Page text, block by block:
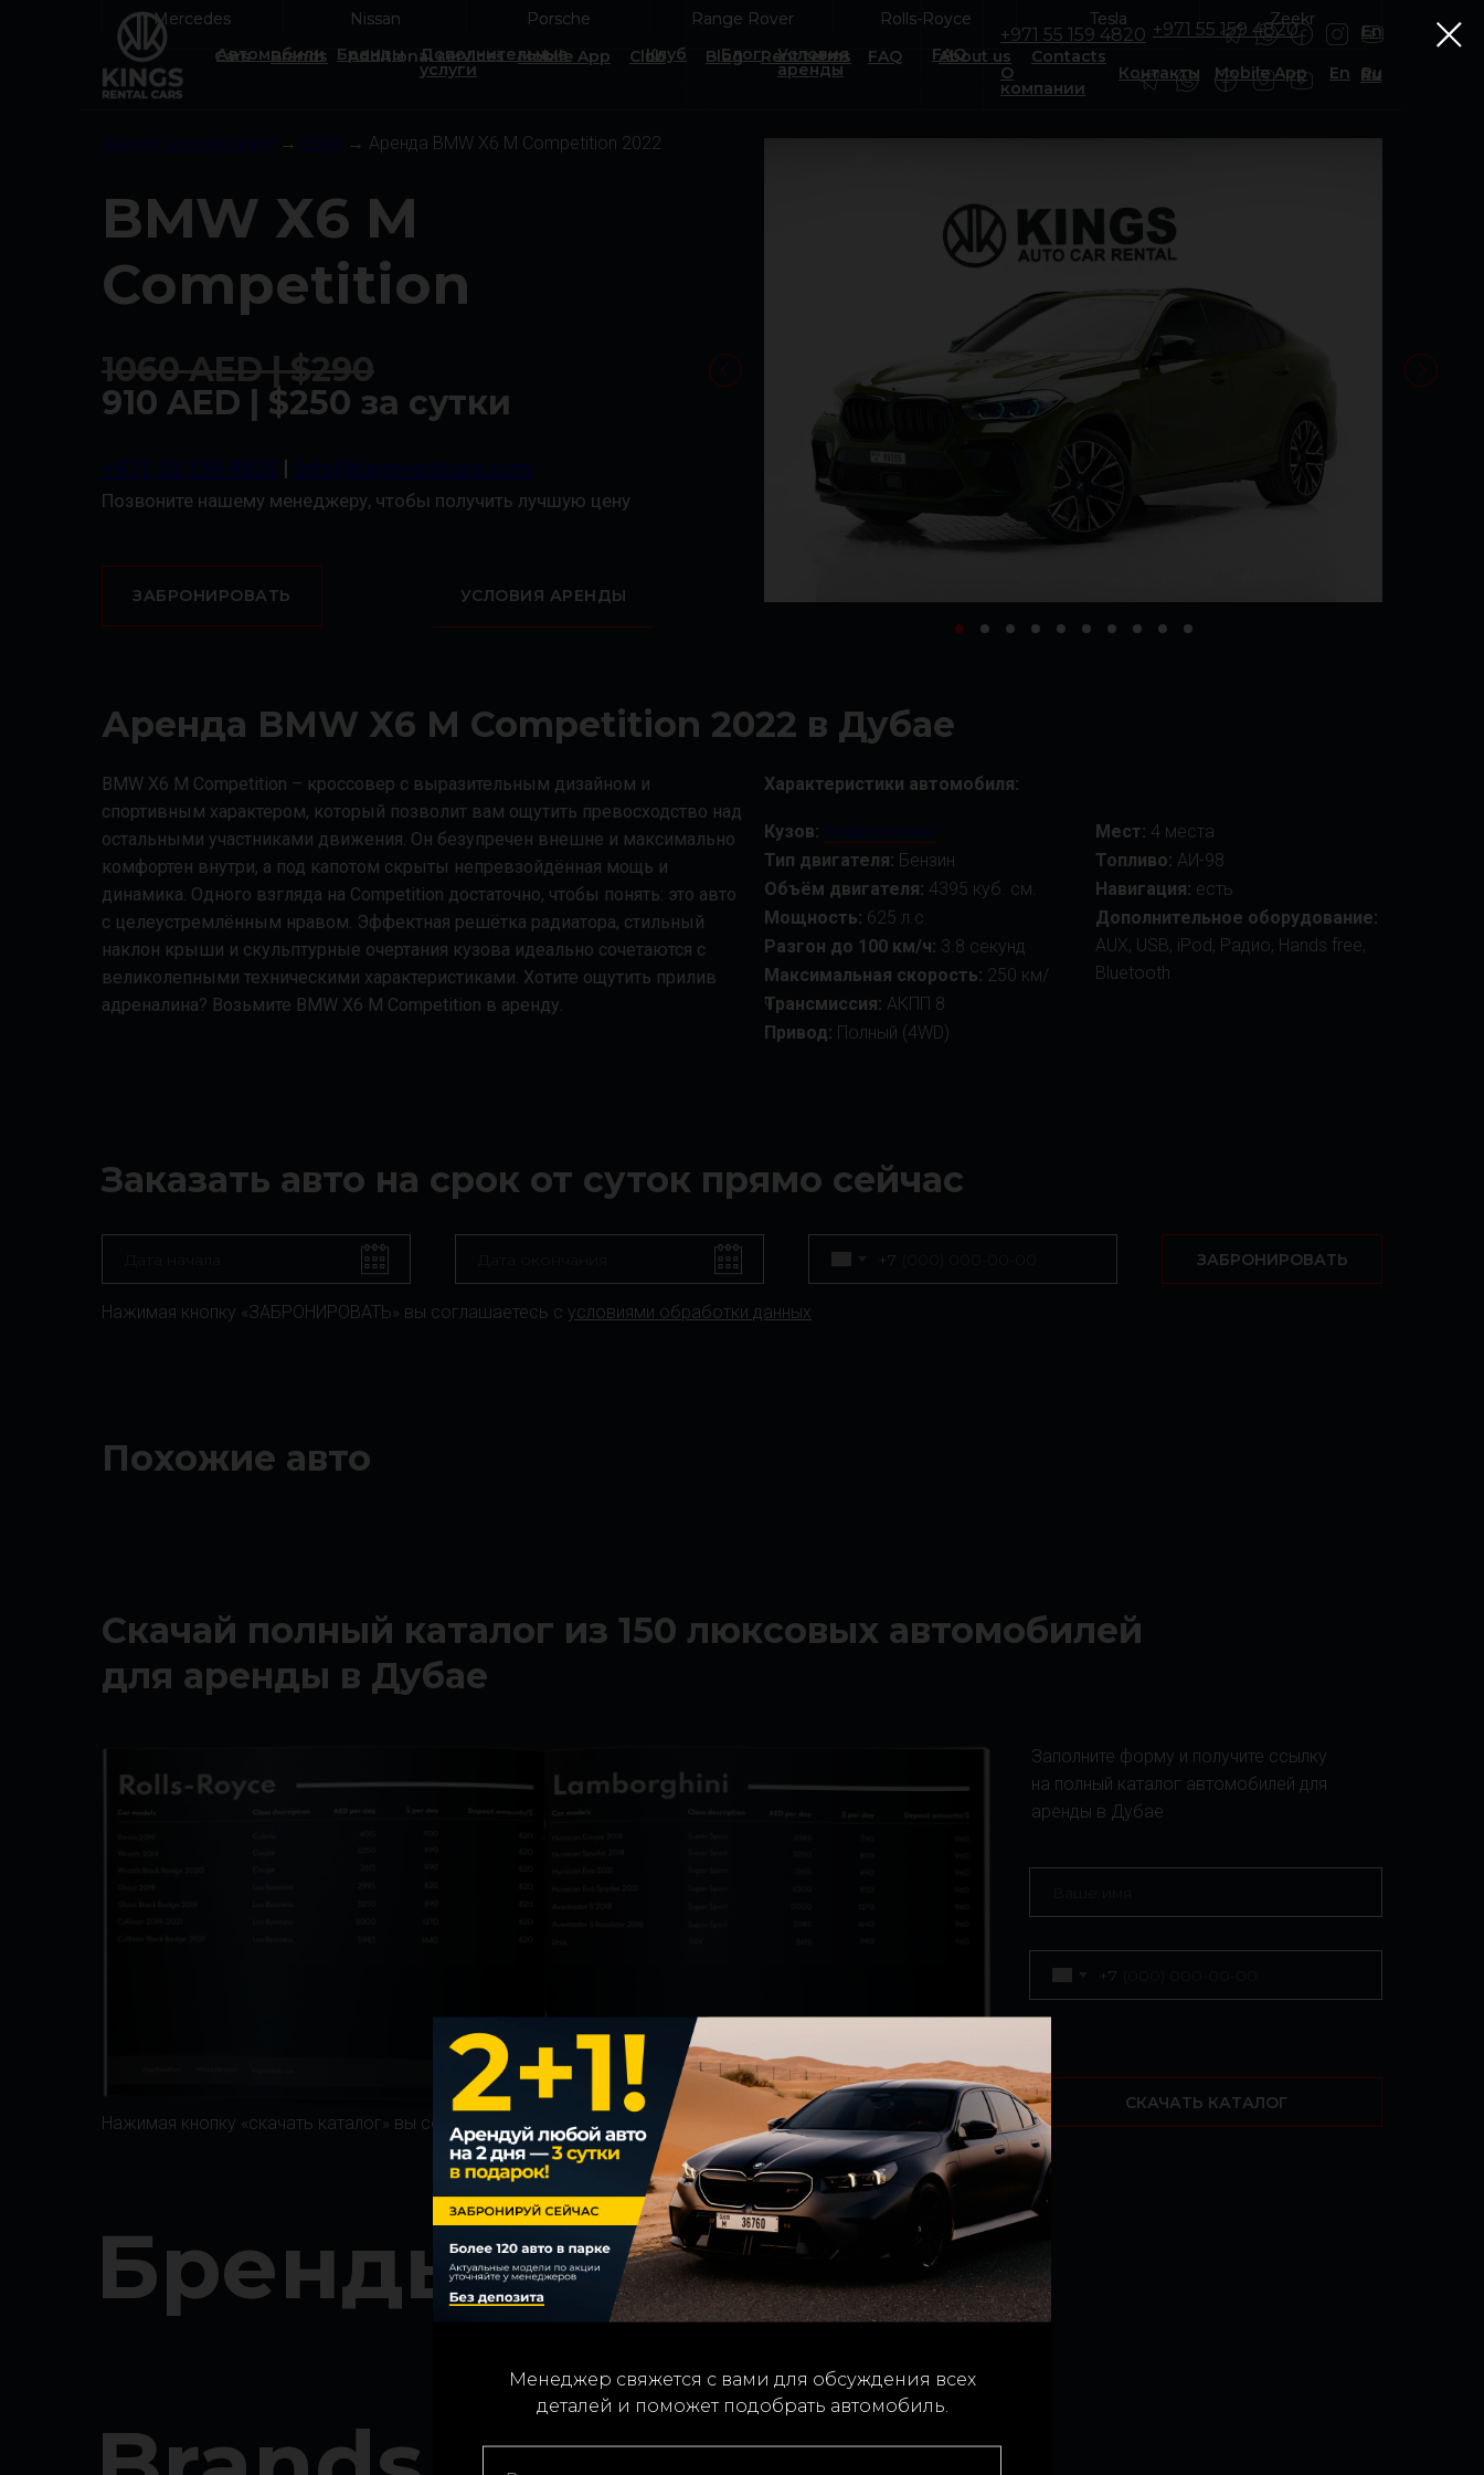
Автомобили Бренды Дополнительные
услуги
Клуб Блог Условия
аренды
FAQ
+971 55 159 4820
En Ru
О
компании
Контакты Mobile App
Additional services
Cars Brands Club Blog FAQ
Rent terms
+971 55 159 4820 En
Ru
About us Contacts
Mobile App
Mercedes Rolls-Royce
Nissan Tesla
Range Rover
Porsche Zeekr
Mercedes Rolls-Royce
Nissan Tesla
Range Rover
Porsche Zeekr
BMW Х6 M
Competition
ЗАБРОНИРОВАТЬ
Характеристики автомобиля:
910 AED | $250 за сутки
1060 AED | $290
УСЛОВИЯ АРЕНДЫ
Аренда автомобилей → BMW → Аренда BMW Х6 M Competition 2022
Аренда BMW Х6 M Competition 2022 в Дубае
Объём двигателя: 4395 куб. см.
Максимальная скорость: 250 км/
ч
Трансмиссия: АКПП 8
Разгон до 100 км/ч: 3.8 секунд
Мощность: 625 л.с.
Тип двигателя: Бензин
Привод: Полный (4WD)
Топливо: АИ-98
Дополнительное оборудование:
AUX, USB, iPod, Радио, Hands free,
Bluetooth
Навигация: есть
Мест: 4 места
Кузов: Внедорожник
+971 55 159 4820 | Info@kingsrentcars.com
Позвоните нашему менеджеру, чтобы получить лучшую цену
BMW Х6 M Competition – кроссовер с выразительным дизайном и
спортивным характером, который позволит вам ощутить превосходство над
остальными участниками движения. Он безупречен внешне и максимально
комфортен внутри, а под капотом скрыты непревзойдённая мощь и
динамика. Одного взгляда на Competition достаточно, чтобы понять: это авто
с целеустремлённым нравом. Эффектная решётка радиатора, стильный
наклон крыши и скульптурные очертания кузова идеально сочетаются с
великолепными техническими характеристиками. Хотите ощутить прилив
адреналина? Возьмите BMW Х6 M Competition в аренду.
Заказать авто на срок от суток прямо сейчас
Нажимая кнопку «ЗАБРОНИРОВАТЬ» вы соглашаетесь с условиями обработки данных
+7 ЗАБРОНИРОВАТЬ
Похожие авто
Нажимая кнопку «скачать каталог» вы соглашаетесь с условиями обработки данных
Скачай полный каталог из 150 люксовых автомобилей
для аренды в Дубае
+7
СКАЧАТЬ КАТАЛОГ
Заполните форму и получите ссылку
на полный каталог автомобилей для
аренды в Дубае
Бренды
We’ll contact you to confirm details and assist with your
car choice.
Менеджер свяжется с вами для обсуждения всех
деталей и поможет подобрать автомобиль.